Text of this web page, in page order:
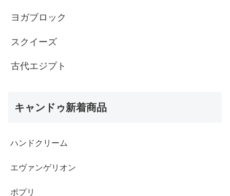
ヨガブロック
スクイーズ
古代エジプト
キャンドゥ新着商品
ハンドクリーム
エヴァンゲリオン
ポプリ